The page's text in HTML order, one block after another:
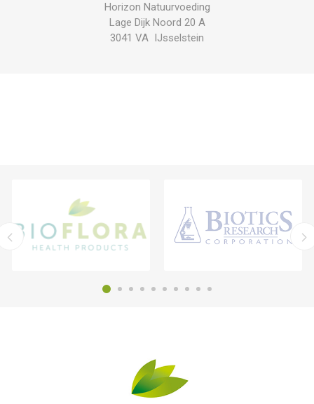
Horizon Natuurvoeding
Lage Dijk Noord 20 A
3041 VA IJsselstein